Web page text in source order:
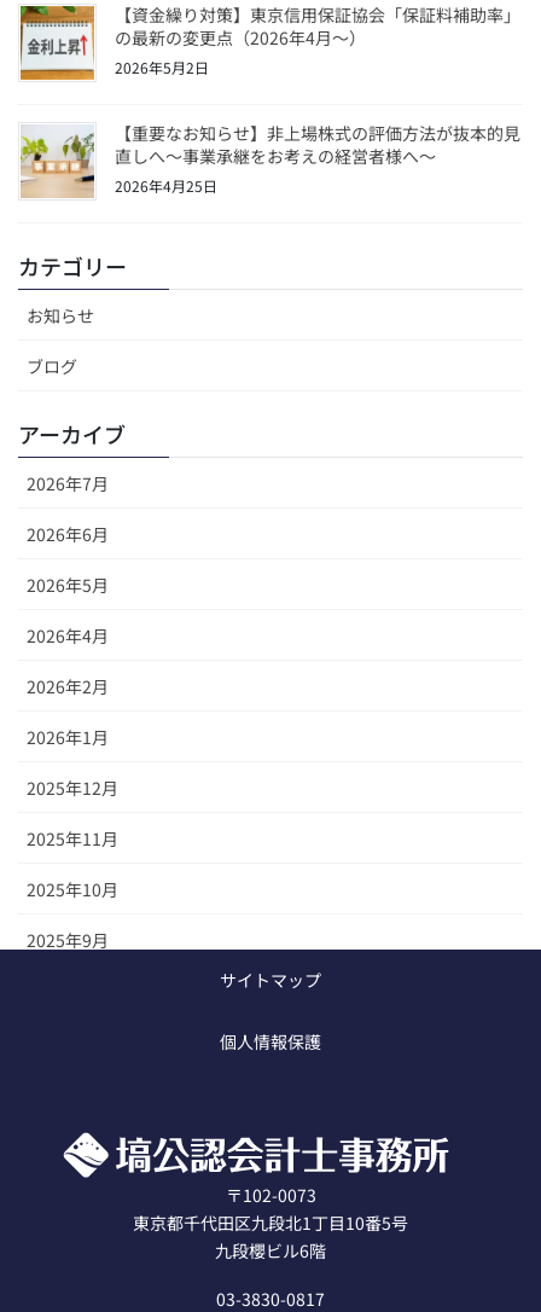
【資金繰り対策】東京信用保証協会「保証料補助率」
の最新の変更点（2026年4月〜）
2026年5月2日
【重要なお知らせ】非上場株式の評価方法が抜本的見
直しへ～事業承継をお考えの経営者様へ～
2026年4月25日
カテゴリー
お知らせ
ブログ
アーカイブ
2026年7月
2026年6月
2026年5月
2026年4月
2026年2月
2026年1月
2025年12月
2025年11月
2025年10月
2025年9月
サイトマップ
個人情報保護
〒102-0073
東京都千代田区九段北1丁目10番5号
九段櫻ビル6階
03-3830-0817